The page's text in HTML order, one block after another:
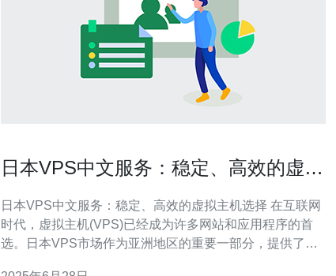
日本VPS中文服务：稳定、高效的虚拟
日本VPS中文服务：稳定、高效的虚拟主机选择 在互联网
时代，虚拟主机(VPS)已经成为许多网站和应用程序的首
选。日本VPS市场作为亚洲地区的重要一部分，提供了许